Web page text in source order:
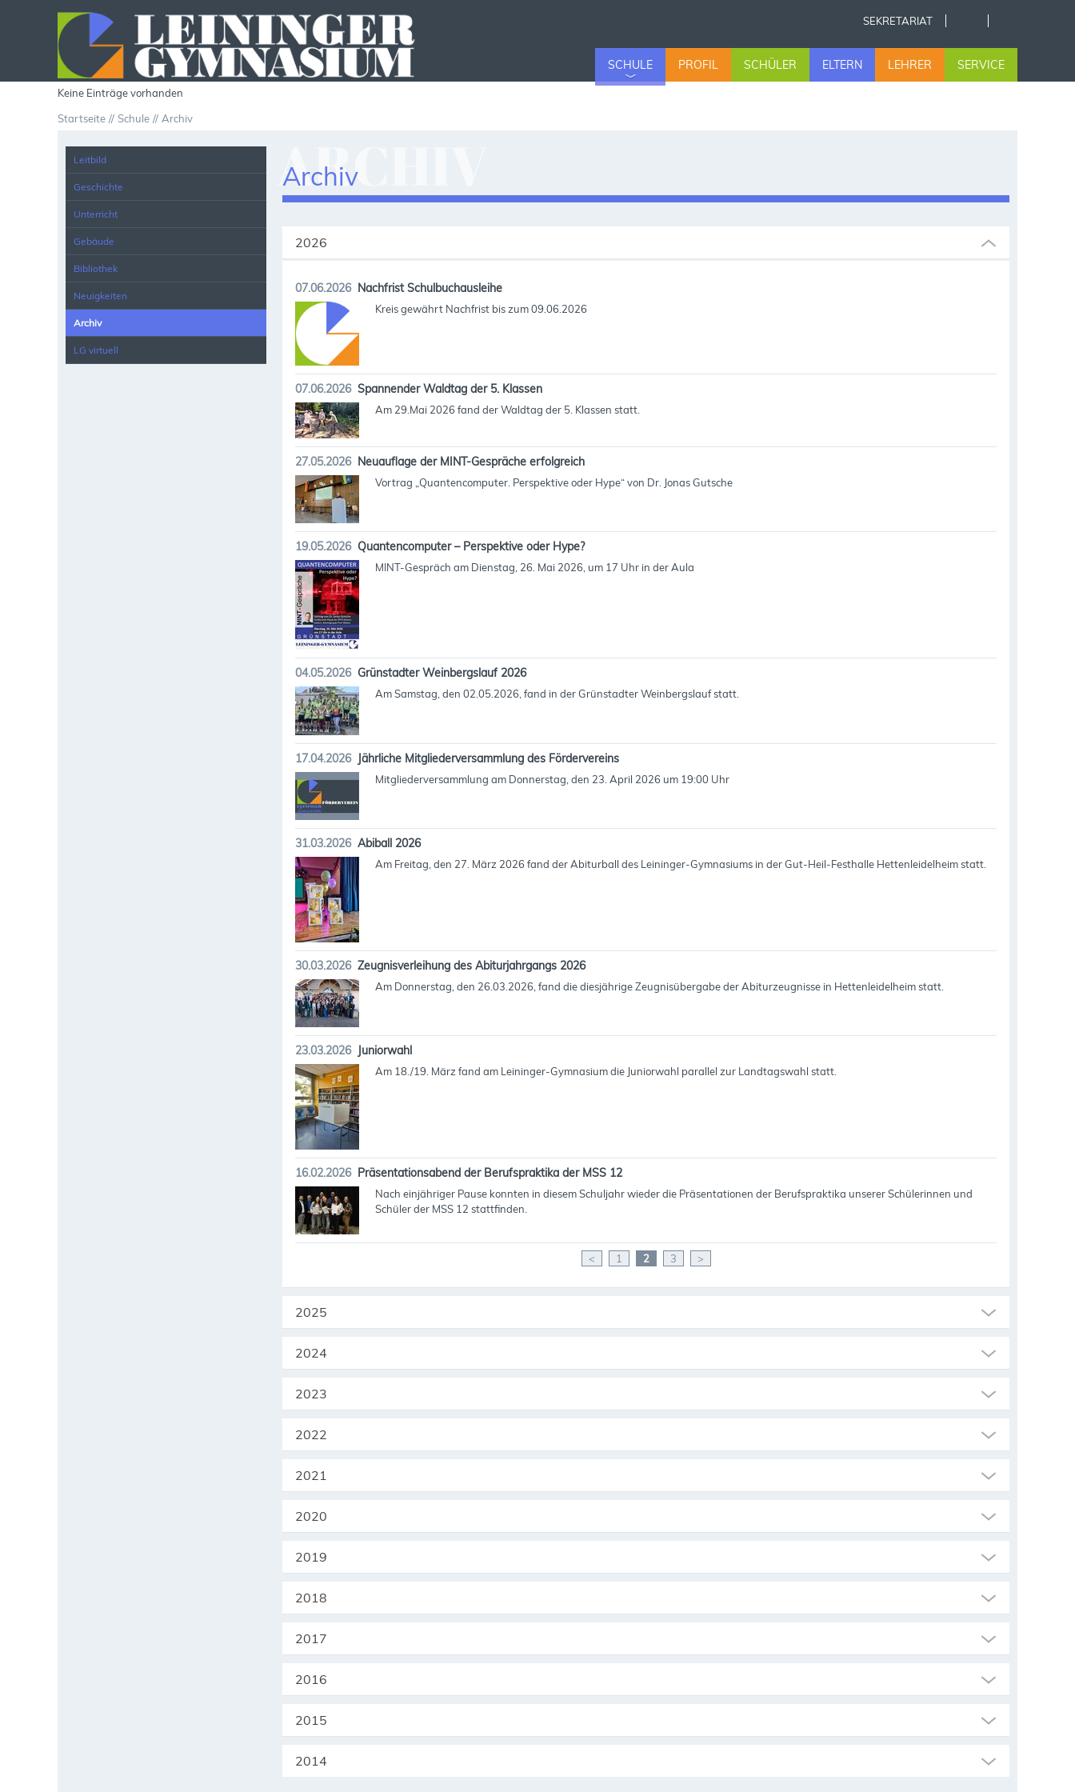
SEKRETARIAT
SCHULE PROFIL SCHÜLER ELTERN LEHRER SERVICE
Keine Einträge vorhanden
ARCHIV
Startseite Schule Archiv
Leitbild
Geschichte
Unterricht
Gebäude
Bibliothek
Neuigkeiten
Archiv
LG virtuell
Archiv
2026
07.06.2026 Nachfrist Schulbuchausleihe
Kreis gewährt Nachfrist bis zum 09.06.2026
07.06.2026 Spannender Waldtag der 5. Klassen
Am 29.Mai 2026 fand der Waldtag der 5. Klassen statt.
27.05.2026 Neuauflage der MINT-Gespräche erfolgreich
Vortrag „Quantencomputer. Perspektive oder Hype“ von Dr. Jonas Gutsche
19.05.2026 Quantencomputer – Perspektive oder Hype?
MINT-Gespräch am Dienstag, 26. Mai 2026, um 17 Uhr in der Aula
04.05.2026 Grünstadter Weinbergslauf 2026
Am Samstag, den 02.05.2026, fand in der Grünstadter Weinbergslauf statt.
17.04.2026 Jährliche Mitgliederversammlung des Fördervereins
Mitgliederversammlung am Donnerstag, den 23. April 2026 um 19:00 Uhr
31.03.2026 Abiball 2026
Am Freitag, den 27. März 2026 fand der Abiturball des Leininger-Gymnasiums in der Gut-Heil-Festhalle Hettenleidelheim statt.
30.03.2026 Zeugnisverleihung des Abiturjahrgangs 2026
Am Donnerstag, den 26.03.2026, fand die diesjährige Zeugnisübergabe der Abiturzeugnisse in Hettenleidelheim statt.
23.03.2026 Juniorwahl
Am 18./19. März fand am Leininger-Gymnasium die Juniorwahl parallel zur Landtagswahl statt.
16.02.2026 Präsentationsabend der Berufspraktika der MSS 12
Nach einjähriger Pause konnten in diesem Schuljahr wieder die Präsentationen der Berufspraktika unserer Schülerinnen und
Schüler der MSS 12 stattfinden.
< 1 2 3 >
2025
2024
2023
2022
2021
2020
2019
2018
2017
2016
2015
2014